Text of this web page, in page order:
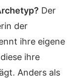
Der
der
ihre eigene
ihre
Anders als